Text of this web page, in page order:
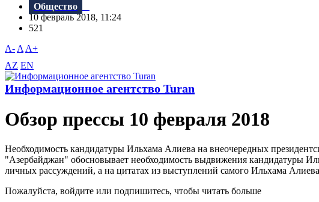
Общество
10 февраль 2018, 11:24
521
A- A A+
AZ EN
Информационное агентство Turan
Обзор прессы 10 февраля 2018
Необходимость кандидатуры Ильхама Алиева на внеочередных
"Aзербайджан" обосновывает необходимость выдвижения кандидатуры
личных рассуждений, а на цитатах из выступлений самого Ильхама
Пожалуйста, войдите или подпишитесь, чтобы читать больше